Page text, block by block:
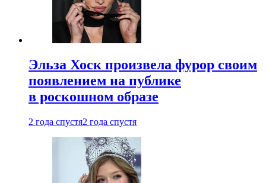
Эльза Хоск произвела фурор своим
появлением на публике
в роскошном образе
2 года спустя2 года спустя